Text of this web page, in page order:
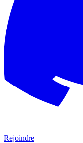
Rejoindre